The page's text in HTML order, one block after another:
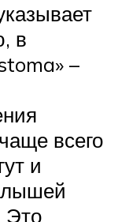
в
–
всего
и
Это